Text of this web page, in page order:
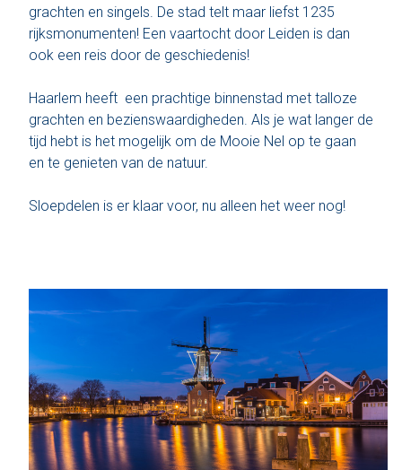
Haarlem
Leiden
Den Haag
Loosdrecht
Bedrijfsuitjes op het water!
Alle evenementen
Cadeaubon
De sloep
grachten en singels. De stad telt maar liefst 1235
rijksmonumenten! Een vaartocht door Leiden is dan
ook een reis door de geschiedenis!
Haarlem heeft een prachtige binnenstad met talloze
grachten en bezienswaardigheden. Als je wat langer de
tijd hebt is het mogelijk om de Mooie Nel op te gaan
en te genieten van de natuur.
Sloepdelen is er klaar voor, nu alleen het weer nog!